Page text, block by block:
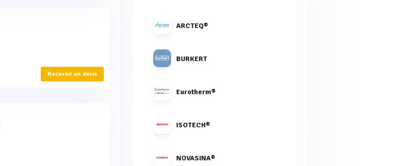
Recevoir un devis
ARCTEQ®
BURKERT
Eurotherm®
ISOTECH®
NOVASINA®